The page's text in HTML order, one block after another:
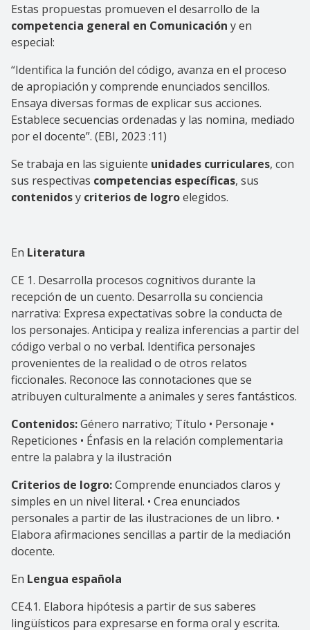
Estas propuestas promueven el desarrollo de la
competencia general en Comunicación y en
especial:
“Identifica la función del código, avanza en el proceso
de apropiación y comprende enunciados sencillos.
Ensaya diversas formas de explicar sus acciones.
Establece secuencias ordenadas y las nomina, mediado
por el docente”. (EBI, 2023 :11)
Se trabaja en las siguiente unidades curriculares, con
sus respectivas competencias específicas, sus
contenidosy criterios de logroelegidos.
En Literatura
CE 1. Desarrolla procesos cognitivos durante la
recepción de un cuento. Desarrolla su conciencia
narrativa: Expresa expectativas sobre la conducta de
los personajes. Anticipa y realiza inferencias a partir del
código verbal o no verbal. Identifica personajes
provenientes de la realidad o de otros relatos
ficcionales. Reconoce las connotaciones que se
atribuyen culturalmente a animales y seres fantásticos.
Contenidos:Género narrativo; Título • Personaje •
Repeticiones • Énfasis en la relación complementaria
entre la palabra y la ilustración
Criterios de logro:Comprende enunciados claros y
simples en un nivel literal. • Crea enunciados
personales a partir de las ilustraciones de un libro. •
Elabora afirmaciones sencillas a partir de la mediación
docente.
En Lengua española
CE4.1. Elabora hipótesis a partir de sus saberes
lingüísticos para expresarse en forma oral y escrita.